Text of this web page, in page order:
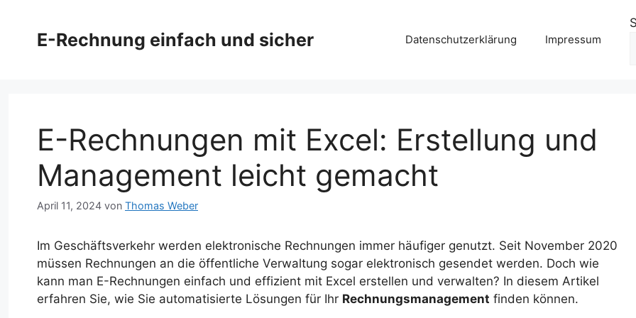
springenE-Rechnung einfach und sicher Datenschutzerklärung Impressum
E-Rechnungen mit Excel: Erstellung und
Management leicht gemacht
April 11, 2024 von Thomas Weber
Im Geschäftsverkehr werden elektronische Rechnungen immer häufiger genutzt. Seit November 2020
müssen Rechnungen an die öffentliche Verwaltung sogar elektronisch gesendet werden. Doch wie
kann man E-Rechnungen einfach und effizient mit Excel erstellen und verwalten? In diesem Artikel
erfahren Sie, wie Sie automatisierte Lösungen für Ihr Rechnungsmanagement finden können.